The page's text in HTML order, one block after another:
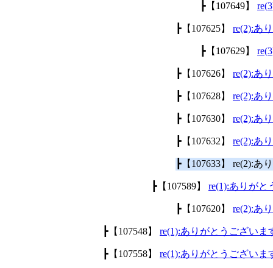
┣【107649】
┣【107625】 re(2):あ
┣【107629】
┣【107626】 re(2):あ
┣【107628】 re(2):あ
┣【107630】 re(2):あ
┣【107632】 re(2):あ
┣【107633】 re(2):あ
┣【107589】 re(1):ありがと
┣【107620】 re(2):あ
┣【107548】 re(1):ありがとうございま
┣【107558】 re(1):ありがとうございま